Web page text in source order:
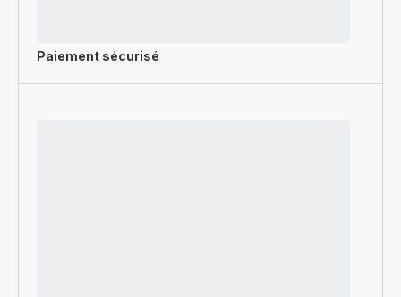
Paiement sécurisé